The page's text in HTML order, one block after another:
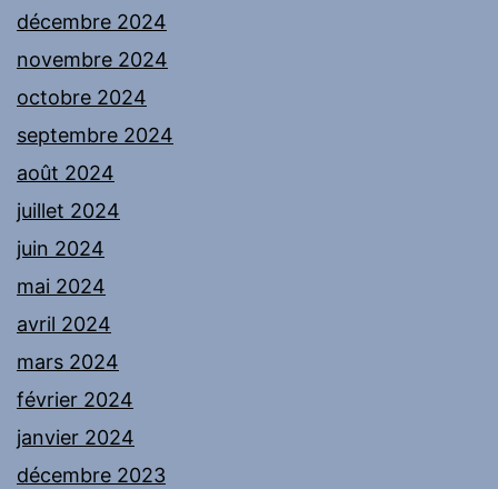
décembre 2024
novembre 2024
octobre 2024
septembre 2024
août 2024
juillet 2024
juin 2024
mai 2024
avril 2024
mars 2024
février 2024
janvier 2024
décembre 2023